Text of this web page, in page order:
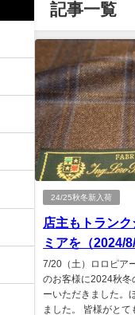
記事一覧
24/25秋冬新入荷
店主もトラン
ミアを（2024/8/
7/20（土）ロロピア
のお客様に2024秋冬
ーいただきました。
ました。 皆様がと